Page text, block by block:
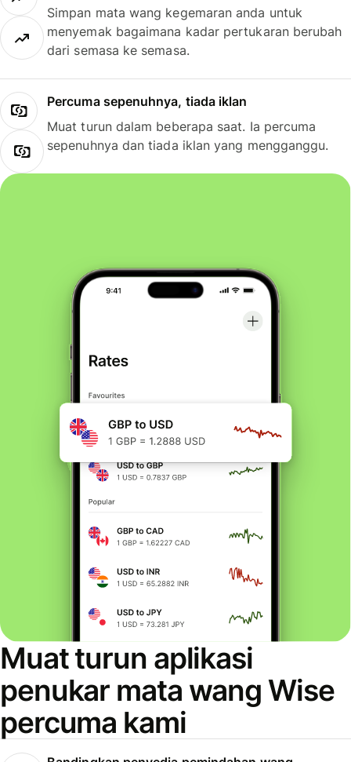
Simpan mata wang kegemaran anda untuk
menyemak bagaimana kadar pertukaran berubah
dari semasa ke semasa.
Percuma sepenuhnya, tiada iklan
Muat turun dalam beberapa saat. Ia percuma
sepenuhnya dan tiada iklan yang mengganggu.
Muat turun aplikasi
penukar mata wang Wise
percuma kami